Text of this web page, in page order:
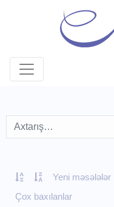
Yeni məsələlər
Çox baxılanlar